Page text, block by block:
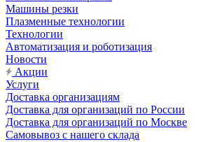
Машины резки
Плазменные технологии
Технологии
Автоматизация и роботизация
Новости
Акции
Услуги
Доставка организациям
Доставка для организаций по России
Доставка для организаций по Москве
Самовывоз с нашего склада